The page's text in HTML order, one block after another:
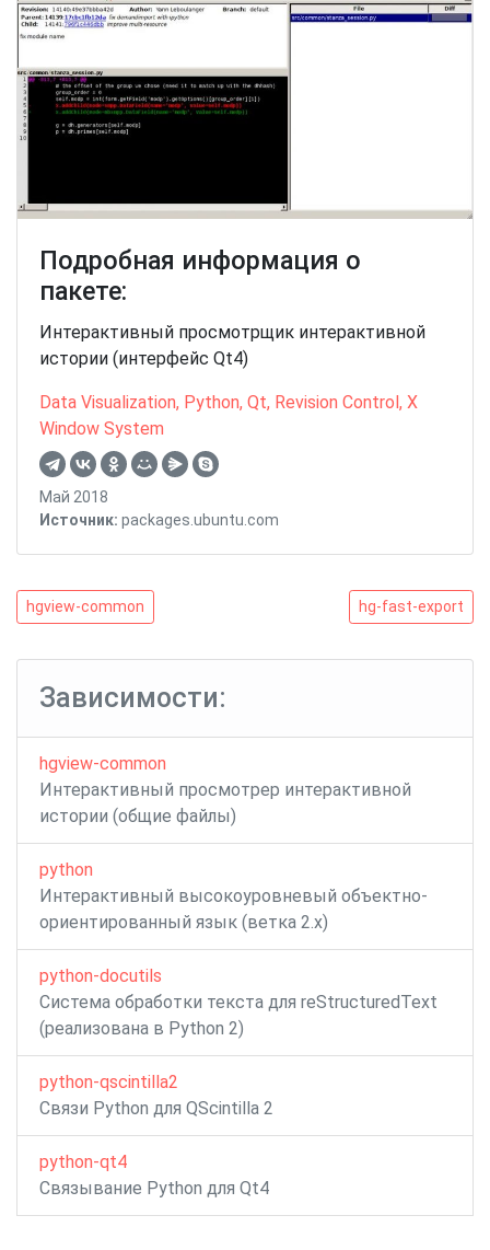
Подробная информация о
пакете:
Интерактивный просмотрщик интерактивной
истории (интерфейс Qt4)
Data Visualization, Python, Qt, Revision Control, X
Window System
Май 2018
Источник: packages.ubuntu.com
Навигация
записям
hgview-
common
hgview-common
hg-
fast-
export
hg-fast-export
Зависимости:
hgview-common
Интерактивный просмотрер интерактивной
истории (общие файлы)
python
Интерактивный высокоуровневый объектно-
ориентированный язык (ветка 2.x)
python-docutils
Система обработки текста для reStructuredText
(реализована в Python 2)
python-qscintilla2
Связи Python для QScintilla 2
python-qt4
Связывание Python для Qt4